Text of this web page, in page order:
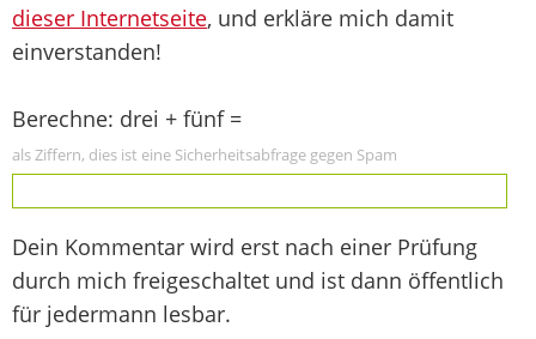
dieser Internetseite, und erkläre mich damit
einverstanden!
Berechne: drei + fünf =
als Ziffern, dies ist eine Sicherheitsabfrage gegen Spam
Dein Kommentar wird erst nach einer Prüfung
durch mich freigeschaltet und ist dann öffentlich
für jedermann lesbar.